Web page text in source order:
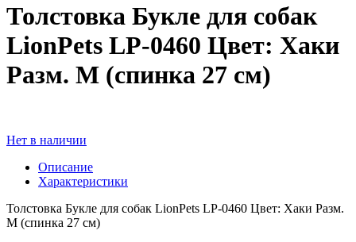
Толстовка Букле для собак
LionPets LP-0460 Цвет: Хаки
Разм. M (спинка 27 см)
Нет в наличии
Описание
Характеристики
Толстовка Букле для собак LionPets LP-0460 Цвет: Хаки Разм.
M (спинка 27 см)